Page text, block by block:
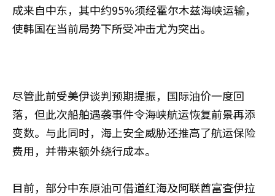
成来自中东，其中约95%须经霍尔木兹海峡运输，
使韩国在当前局势下所受冲击尤为突出。
尽管此前受美伊谈判预期提振，国际油价一度回
落，但此次船舶遇袭事件令海峡航运恢复前景再添
变数。与此同时，海上安全威胁还推高了航运保险
费用，并带来额外绕行成本。
目前，部分中东原油可借道红海及阿联酋富查伊拉